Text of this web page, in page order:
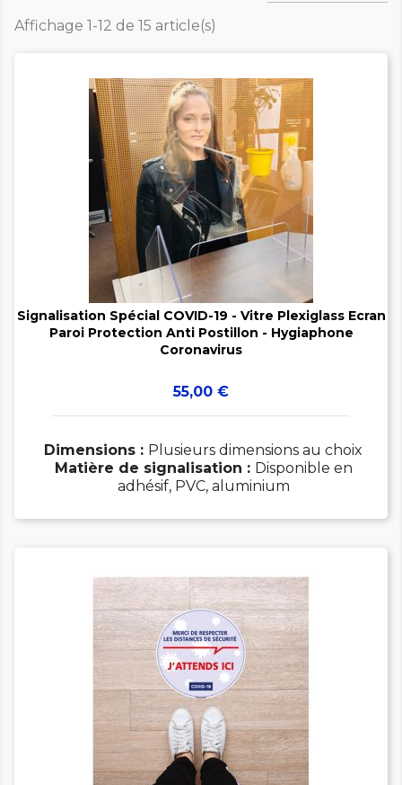
Affichage 1-12 de 15 article(s)


Signalisation Spécial COVID-19 - Vitre Plexiglass Ecran
Paroi Protection Anti Postillon - Hygiaphone
Coronavirus
Prix
55,00 €
Dimensions : Plusieurs dimensions au choix
Matière de signalisation : Disponible en
adhésif, PVC, aluminium
